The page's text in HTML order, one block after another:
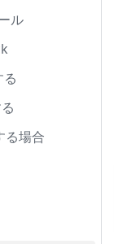
ル
る場合